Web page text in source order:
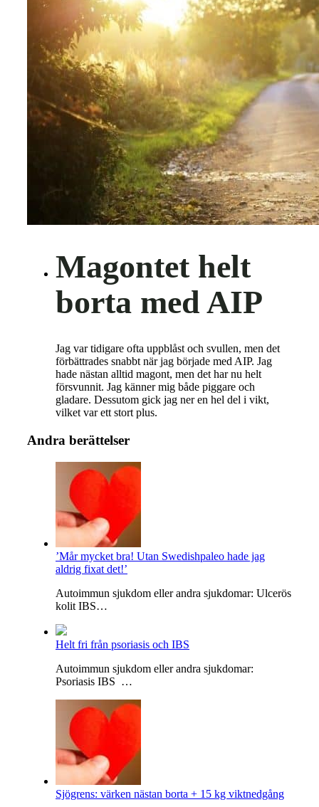
Magontet helt
borta med AIP
Jag var tidigare ofta uppblåst och svullen, men det
förbättrades snabbt när jag började med AIP. Jag
hade nästan alltid magont, men det har nu helt
försvunnit. Jag känner mig både piggare och
gladare. Dessutom gick jag ner en hel del i vikt,
vilket var ett stort plus.
Andra berättelser
’Mår mycket bra! Utan Swedishpaleo hade jag
aldrig fixat det!’
Autoimmun sjukdom eller andra sjukdomar: Ulcerös
kolit IBS…
Helt fri från psoriasis och IBS
Autoimmun sjukdom eller andra sjukdomar:
Psoriasis IBS …
Sjögrens: värken nästan borta + 15 kg viktnedgång